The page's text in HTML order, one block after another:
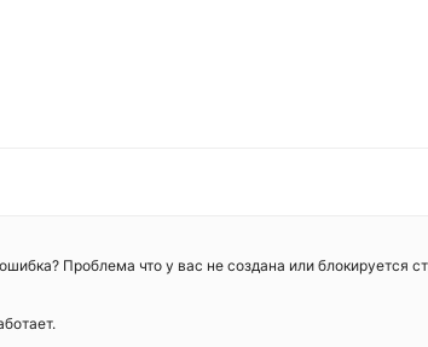
Проблема что у вас не создана или блокируется